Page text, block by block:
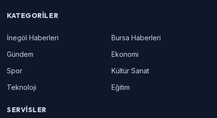
KATEGORILER
İnegöl Haberleri
Bursa Haberleri
Gündem
Ekonomi
Spor
Kültür Sanat
Teknoloji
Eğitim
SERVISLER